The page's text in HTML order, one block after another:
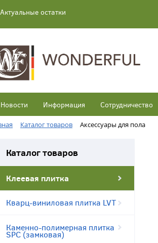
Актуальные остатки
Новости Информация Сотрудничество
Каталог товаров Аксессуары для пола
Каталог товаров
Клеевая плитка
Кварц-виниловая плитка LVT
Каменно-полимерная плитка
SPC (замковая)